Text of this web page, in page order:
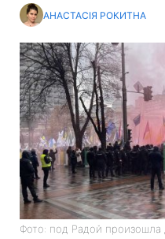
АНАСТАСІЯ РОКИТНА
Фото: под Радой произошла